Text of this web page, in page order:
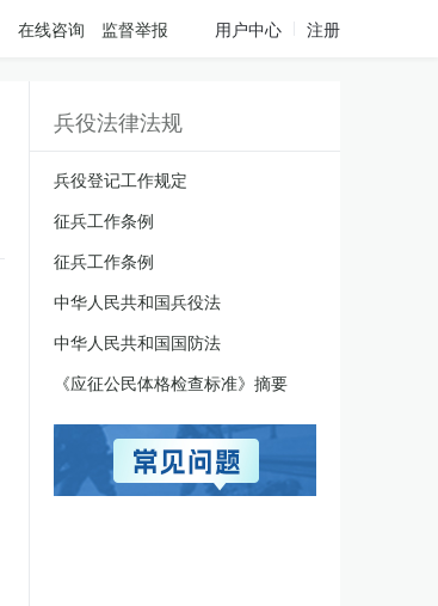
在线咨询 监督举报 用户中心 注册
兵役法律法规
兵役登记工作规定
征兵工作条例
征兵工作条例
中华人民共和国兵役法
中华人民共和国国防法
《应征公民体格检查标准》摘要